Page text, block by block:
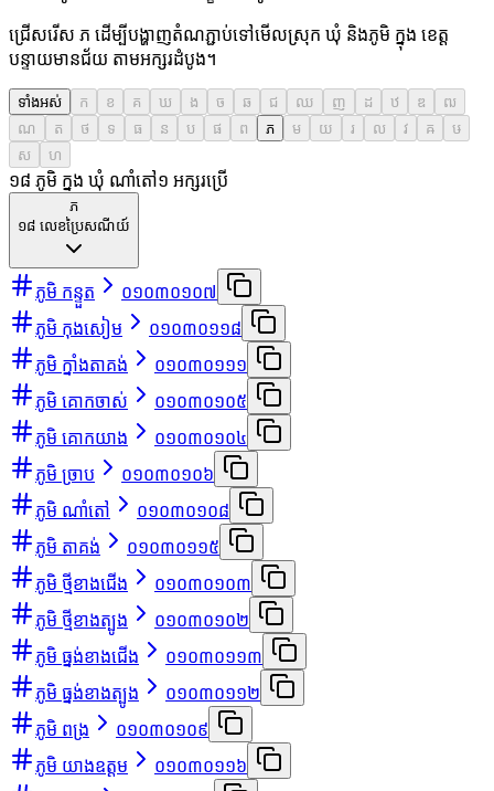
ជ្រើសរើស ភ ដើម្បីបង្ហាញតំណភ្ជាប់ទៅមើលស្រុក ឃុំ និងភូមិ ក្នុង ខេត្ត
បន្ទាយមានជ័យ តាមអក្សរដំបូង។
ទាំងអស់ ក ខ គ ឃ ង ច ឆ ជ ឈ ញ ដ ឋ ឌ
ឍ
ណ
ត ថ ទ ធ ន ប ផ ព ភ ម យ រ ល វ ឝ
ឞ
ស
ហ
១៨ ភូមិ ក្នុង ឃុំ ណាំតៅ១ អក្សរប្រើ
ភ
១៨ លេខប្រៃសណីយ៍
ភូមិ កន្ទួត
០១០៣០១០៧
ភូមិ កុងសៀម
០១០៣០១១៨
ភូមិ ក្នាំងតាគង់
០១០៣០១១១
ភូមិ គោកចាស់
០១០៣០១០៥
ភូមិ គោកយាង
០១០៣០១០៤
ភូមិ ច្រាប
០១០៣០១០៦
ភូមិ ណាំតៅ
០១០៣០១០៨
ភូមិ តាគង់
០១០៣០១១៥
ភូមិ ថ្មីខាងជើង
០១០៣០១០៣
ភូមិ ថ្មីខាងត្បូង
០១០៣០១០២
ភូមិ ធ្នង់ខាងជើង
០១០៣០១១៣
ភូមិ ធ្នង់ខាងត្បូង
០១០៣០១១២
ភូមិ ពង្រ
០១០៣០១០៩
ភូមិ យាងឧត្ដម
០១០៣០១១៦